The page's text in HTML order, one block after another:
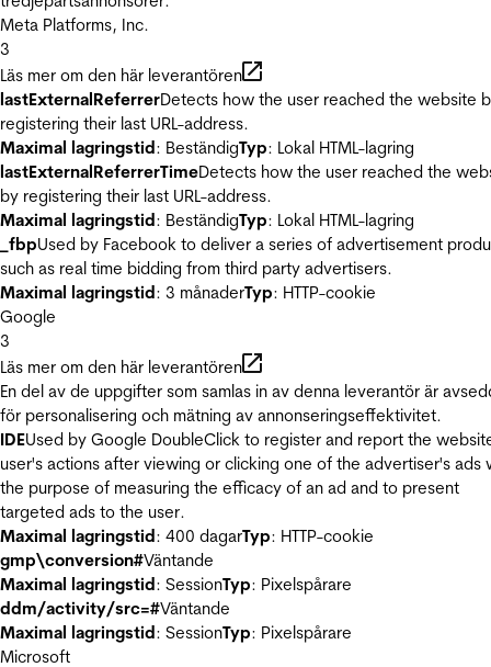
Meta Platforms, Inc.
3
Läs mer om den här leverantören
lastExternalReferrerDetects how the user reached the website
registering their last URL-address.
Maximal lagringstid: BeständigTyp: Lokal HTML-lagring
lastExternalReferrerTimeDetects how the user reached the
by registering their last URL-address.
Maximal lagringstid: BeständigTyp: Lokal HTML-lagring
_fbpUsed by Facebook to deliver a series of advertisement
such as real time bidding from third party advertisers.
Maximal lagringstid: 3 månaderTyp: HTTP-cookie
Google
3
Läs mer om den här leverantören
En del av de uppgifter som samlas in av denna leverantör är
för personalisering och mätning av annonseringseffektivitet.
IDEUsed by Google DoubleClick to register and report the
user's actions after viewing or clicking one of the advertiser's ads
the purpose of measuring the efficacy of an ad and to present
targeted ads to the user.
Maximal lagringstid: 400 dagarTyp: HTTP-cookie
gmp\conversion#Väntande
Maximal lagringstid: SessionTyp: Pixelspårare
ddm/activity/src=#Väntande
Maximal lagringstid: SessionTyp: Pixelspårare
Microsoft